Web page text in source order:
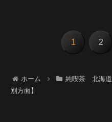
1 2
ホーム 純喫茶 北海道
別方面】